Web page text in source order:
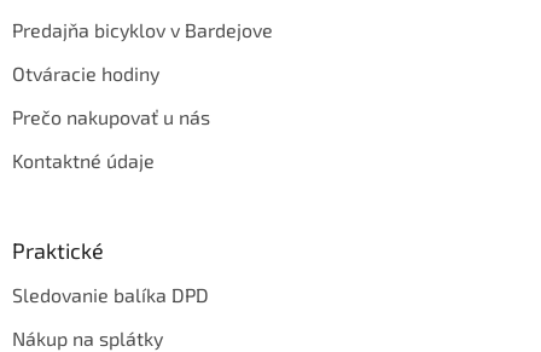
Predajňa bicyklov v Bardejove
Otváracie hodiny
Prečo nakupovať u nás
Kontaktné údaje
Praktické
Sledovanie balíka DPD
Nákup na splátky